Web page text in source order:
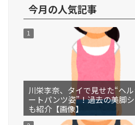
今月の人気記事
川栄李奈、タイで見せた“ヘ
ートパンツ姿”！過去の美脚
も紹介【画像】